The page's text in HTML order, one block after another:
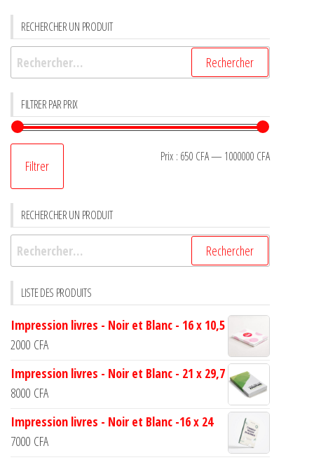
RECHERCHER UN PRODUIT
FILTRER PAR PRIX
Filtrer
Prix : 650 CFA— 1000000 CFA
RECHERCHER UN PRODUIT
LISTE DES PRODUITS
Impression livres - Noir et Blanc - 16 x 10,5
2000 CFA
Impression livres - Noir et Blanc - 21 x 29,7
8000 CFA
Impression livres - Noir et Blanc -16 x 24
7000 CFA